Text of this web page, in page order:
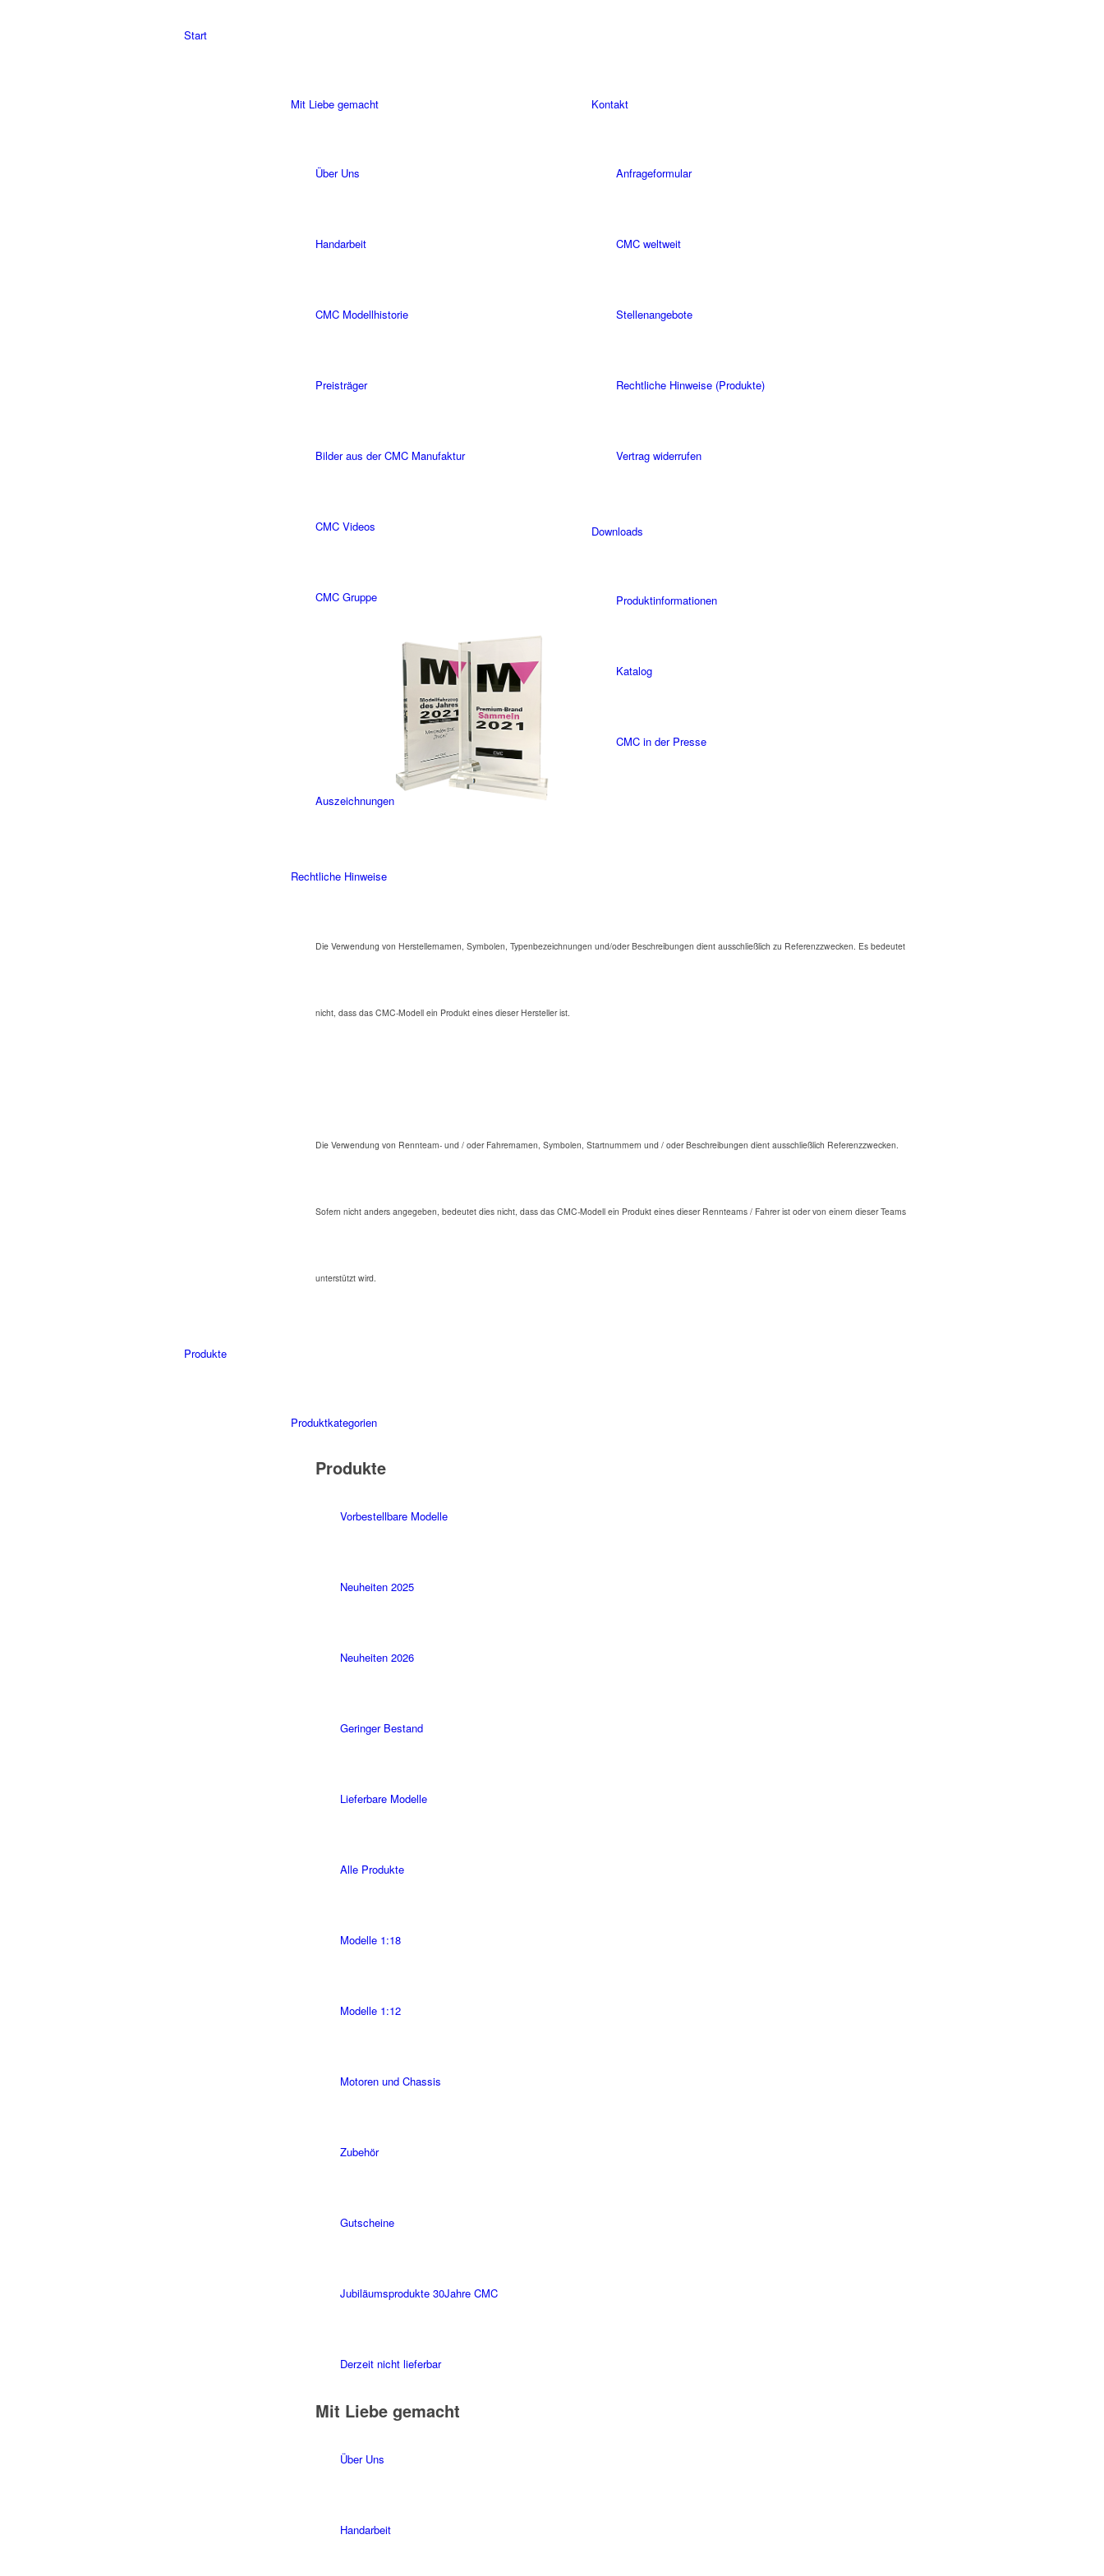
Start
Mit Liebe gemacht
Über Uns
Handarbeit
CMC Modellhistorie
Preisträger
Bilder aus der CMC Manufaktur
CMC Videos
CMC Gruppe
Auszeichnungen
Kontakt
Anfrageformular
CMC weltweit
Stellenangebote
Rechtliche Hinweise (Produkte)
Vertrag widerrufen
Downloads
Produktinformationen
Katalog
CMC in der Presse
Rechtliche Hinweise
Die Verwendung von Herstellernamen, Symbolen, Typenbezeichnungen und/oder Beschreibungen dient ausschließlich zu Referenzzwecken. Es bedeutet
nicht, dass das CMC-Modell ein Produkt eines dieser Hersteller ist.
Die Verwendung von Rennteam- und / oder Fahrernamen, Symbolen, Startnummern und / oder Beschreibungen dient ausschließlich Referenzzwecken.
Sofern nicht anders angegeben, bedeutet dies nicht, dass das CMC-Modell ein Produkt eines dieser Rennteams / Fahrer ist oder von einem dieser Teams
unterstützt wird.
Produkte
Produktkategorien
Produkte
Vorbestellbare Modelle
Neuheiten 2025
Neuheiten 2026
Geringer Bestand
Lieferbare Modelle
Alle Produkte
Modelle 1:18
Modelle 1:12
Motoren und Chassis
Zubehör
Gutscheine
Jubiläumsprodukte 30Jahre CMC
Derzeit nicht lieferbar
Mit Liebe gemacht
Über Uns
Handarbeit